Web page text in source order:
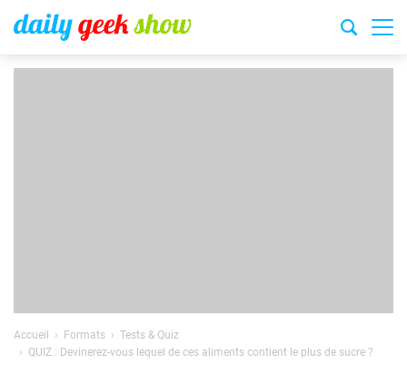
Accueil Formats
Tests & Quiz
QUIZ : Devinerez-vous lequel de ces aliments contient le plus de sucre ?